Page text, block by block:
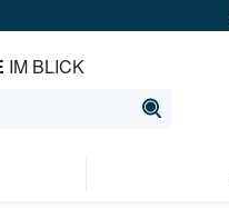
IM BLICK